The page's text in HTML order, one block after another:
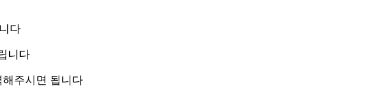
다
니다
주시면 됩니다